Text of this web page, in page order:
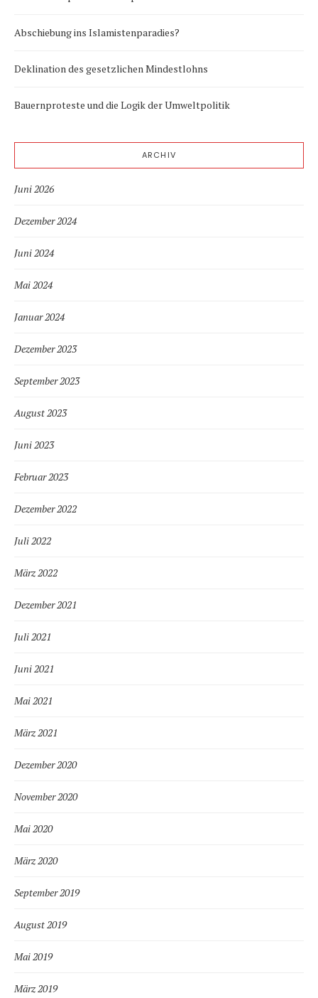
Abschiebung ins Islamistenparadies?
Deklination des gesetzlichen Mindestlohns
Bauernproteste und die Logik der Umweltpolitik
ARCHIV
Juni 2026
Dezember 2024
Juni 2024
Mai 2024
Januar 2024
Dezember 2023
September 2023
August 2023
Juni 2023
Februar 2023
Dezember 2022
Juli 2022
März 2022
Dezember 2021
Juli 2021
Juni 2021
Mai 2021
März 2021
Dezember 2020
November 2020
Mai 2020
März 2020
September 2019
August 2019
Mai 2019
März 2019